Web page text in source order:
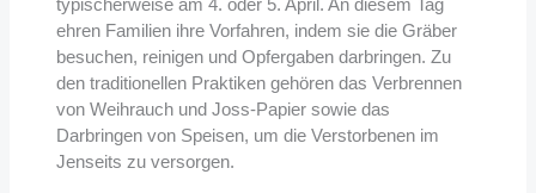
ehren Familien ihre Vorfahren, indem sie die Gräber
besuchen, reinigen und Opfergaben darbringen. Zu
den traditionellen Praktiken gehören das Verbrennen
von Weihrauch und Joss-Papier sowie das
Darbringen von Speisen, um die Verstorbenen im
Jenseits zu versorgen.